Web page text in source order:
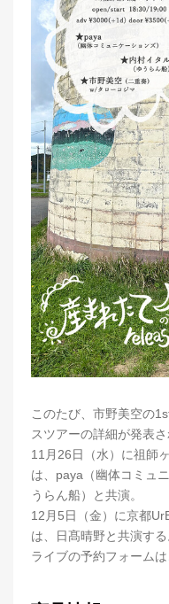
このたび、市野美空の
スツアーの詳細が発表さ
11月26日（水）に祖師
は、paya（幽体コミュ
うらん船）と共演。
12月5日（金）に京都
は、日髙晴野と共演する
ライブの予約フォームは